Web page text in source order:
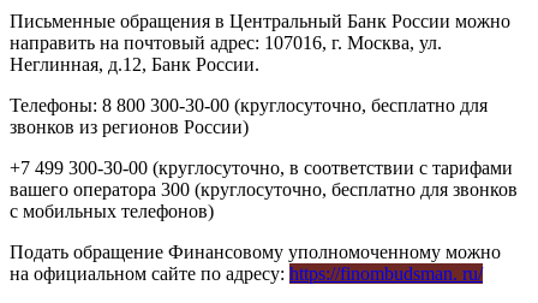
Письменные обращения в Центральный Банк России можно
направить на почтовый адрес: 107016, г. Москва, ул.
Неглинная, д.12, Банк России.
Телефоны: 8 800 300-30-00 (круглосуточно, бесплатно для
звонков из регионов России)
+7 499 300-30-00 (круглосуточно, в соответствии с тарифами
вашего оператора 300 (круглосуточно, бесплатно для звонков
с мобильных телефонов)
Подать обращение Финансовому уполномоченному можно
на официальном сайте по адресу: https://finombudsman. ru/